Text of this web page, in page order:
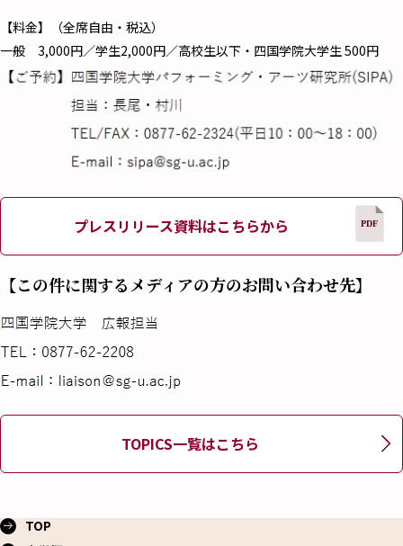
【料金】（全席自由・税込）
一般 3,000円／学生2,000円／高校生以下・四国学院大学生 500円
プレスリリース資料はこちらから
【この件に関するメディアの方のお問い合わせ先】
TOPICS一覧はこちら
TOP